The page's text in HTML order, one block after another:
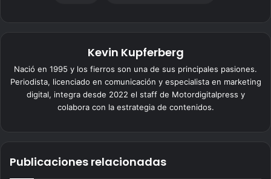
Kevin Kupferberg
Nació en 1995 y los fierros son una de sus principales pasiones.
Periodista, licenciado en comunicación y especialista en marketing
digital, integra desde 2022 el staff de Motordigitalpress y
colabora con la estrategia de contenidos.
Publicaciones relacionadas